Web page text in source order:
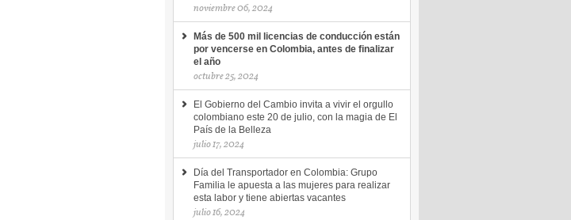
noviembre 06, 2024
Más de 500 mil licencias de conducción están
por vencerse en Colombia, antes de finalizar
el año
octubre 25, 2024
El Gobierno del Cambio invita a vivir el orgullo
colombiano este 20 de julio, con la magia de El
País de la Belleza
julio 17, 2024
Día del Transportador en Colombia: Grupo
Familia le apuesta a las mujeres para realizar
esta labor y tiene abiertas vacantes
julio 16, 2024